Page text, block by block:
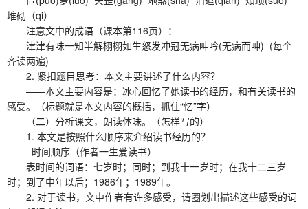
堆砌（qi）
注意文中的成语（课本第116页）：
津津有味一知半解栩栩如生怒发冲冠无病呻吟(无病而呻) (每个
齐读两遍)
2. 紧扣题目思考：本文主要讲述了什么内容？
——本文主要内容是：冰心回忆了她读书的经历，和有关读书的
感受。（标题就是本文内容的概括，抓住“忆”字）
（二）分析课文，朗读体味。（怎样写的）
1. 本文是按照什么顺序来介绍读书经历的？
——时间顺序（作者一生爱读书）
表时间的词语：七岁时；同时；到我十一岁时；在我十二三岁
时；到了中年以后；1986年；1989年。
2. 对于读书，文中作者有许多感受，请圈划出描述这些感受的词